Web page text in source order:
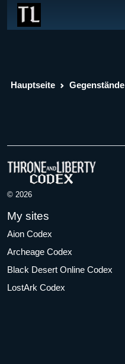
Hauptseite Gegenstände
© 2026
My sites
Aion Codex
Archeage Codex
Black Desert Online Codex
LostArk Codex